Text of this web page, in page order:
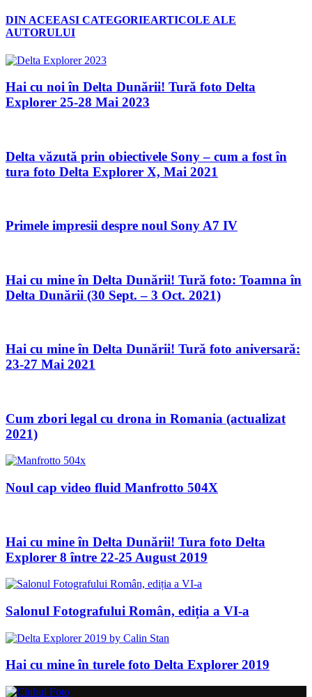
DIN ACEEASI CATEGORIEARTICOLE ALE
AUTORULUI
Hai cu noi în Delta Dunării! Tură foto Delta
Explorer 25-28 Mai 2023
Delta văzută prin obiectivele Sony – cum a fost în
tura foto Delta Explorer X, Mai 2021
Primele impresii despre noul Sony A7 IV
Hai cu mine în Delta Dunării! Tură foto: Toamna în
Delta Dunării (30 Sept. – 3 Oct. 2021)
Hai cu mine în Delta Dunării! Tură foto aniversară:
23-27 Mai 2021
Cum zbori legal cu drona in Romania (actualizat
2021)
Noul cap video fluid Manfrotto 504X
Hai cu mine în Delta Dunării! Tura foto Delta
Explorer 8 între 22-25 August 2019
Salonul Fotografului Român, ediția a VI-a
Hai cu mine în turele foto Delta Explorer 2019